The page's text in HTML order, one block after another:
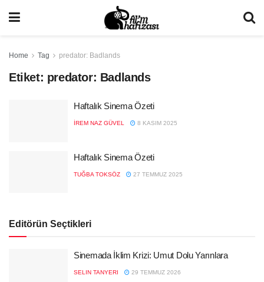
Home Tag predator: Badlands
Etiket: predator: Badlands
Haftalık Sinema Özeti
İREM NAZ GÜVEL 8 KASIM 2025
Haftalık Sinema Özeti
TUĞBA TOKSÖZ 27 TEMMUZ 2025
Editörün Seçtikleri
Sinemada İklim Krizi: Umut Dolu Yarınlara
SELIN TANYERI 29 TEMMUZ 2026